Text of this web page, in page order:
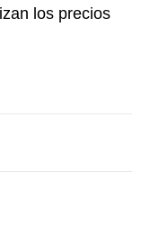
los precios